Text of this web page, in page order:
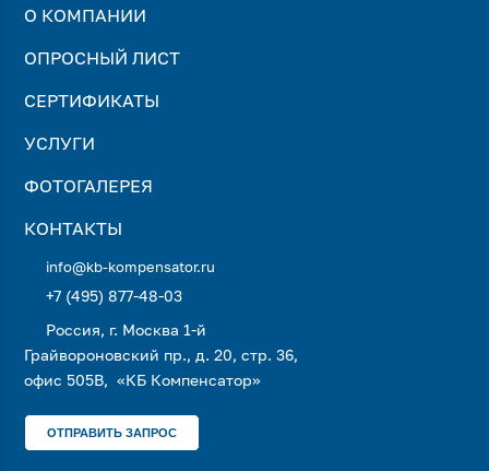
О КОМПАНИИ
ОПРОСНЫЙ ЛИСТ
СЕРТИФИКАТЫ
УСЛУГИ
ФОТОГАЛЕРЕЯ
КОНТАКТЫ
info@kb-kompensator.ru
+7 (495) 877-48-03
Россия, г. Москва 1-й
Грайвороновский пр., д. 20, стр. 36,
офис 505В, «КБ Компенсатор»
ОТПРАВИТЬ ЗАПРОС